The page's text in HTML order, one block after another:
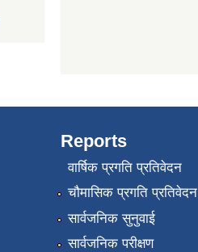
Reports
वार्षिक प्रगति प्रतिवेदन
चौमासिक प्रगति प्रतिवेदन
सार्वजनिक सुनुवाई
सार्वजनिक परीक्षण